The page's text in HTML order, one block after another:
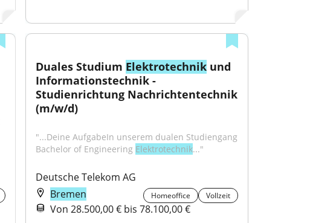
Duales Studium Elektrotechnik und
Informationstechnik -
Studienrichtung Nachrichtentechnik
(m/w/d)
"...Deine AufgabeIn unserem dualen Studiengang
Bachelor of Engineering Elektrotechnik..."
Deutsche Telekom AG
Bremen
Homeoffice Vollzeit
Von 28.500,00 € bis 78.100,00 €